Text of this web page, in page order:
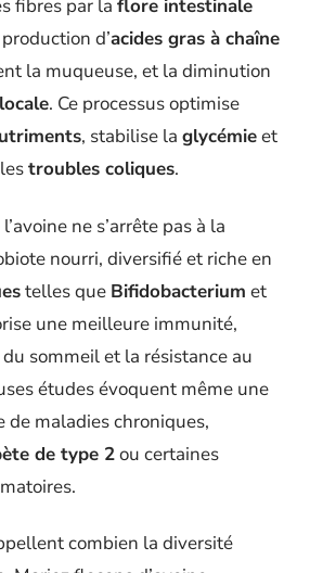
fibres par la flore intestinale
d’acides gras à chaîne
la muqueuse, et la diminution
. Ce processus optimise
, stabilise la glycémieet
troubles coliques.
ne s’arrête pas à la
nourri, diversifié et riche en
telles que Bifidobacterium et
une meilleure immunité,
sommeil et la résistance au
études évoquent même une
de maladies chroniques,
de type 2ou certaines
combien la diversité